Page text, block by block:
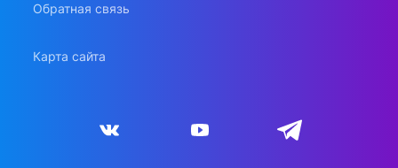
Обратная связь
Карта сайта